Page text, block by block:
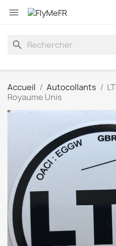

search
Accueil Autocollants
Royaume Unis